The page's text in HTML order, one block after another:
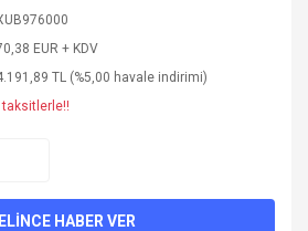
EUR + KDV
TL (%5,00 havale indirimi)
taksitlerle!!
HABER VER